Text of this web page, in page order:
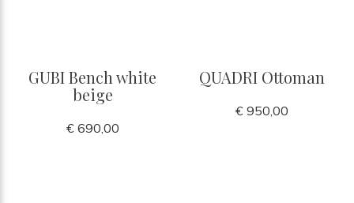
GUBI Bench white
beige
€ 690,00
QUADRI Ottoman
€ 950,00